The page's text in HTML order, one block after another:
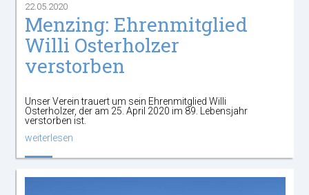
22.05.2020
Menzing: Ehrenmitglied
Willi Osterholzer
verstorben
Unser Verein trauert um sein Ehrenmitglied Willi
Osterholzer, der am 25. April 2020 im 89. Lebensjahr
verstorben ist.
weiterlesen